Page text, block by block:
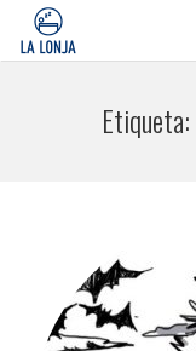
Etiqueta: